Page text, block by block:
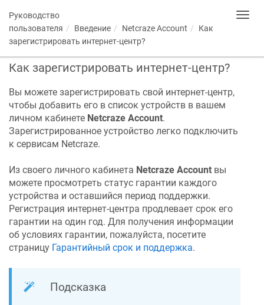
Руководство
пользователя
Введение NetcrazeAccount
Как
зарегистрировать интернет-центр?
Как зарегистрировать интернет-центр?
Вы можете зарегистрировать свой интернет-центр,
чтобы добавить его в список устройств в вашем
личном кабинете Netcraze Account.
Зарегистрированное устройство легко подключить
к сервисам Netcraze.
Из своего личного кабинета Netcraze Account вы
можете просмотреть статус гарантии каждого
устройства и оставшийся период поддержки.
Регистрация интернет-центра продлевает срок его
гарантии на один год. Для получения информации
об условиях гарантии, пожалуйста, посетите
страницу Гарантийный срок и поддержка.
Подсказка